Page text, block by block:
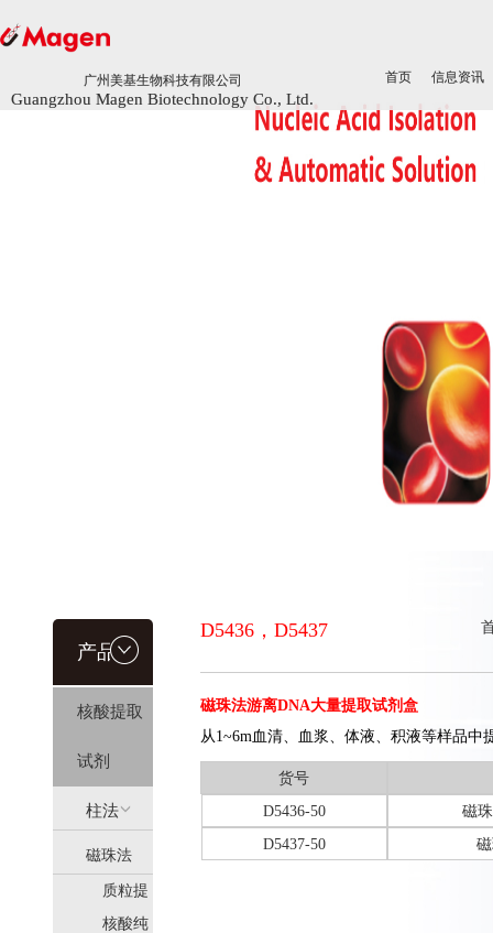
广州美基生物科技有限公司
Guangzhou Magen Biotechnology Co., Ltd.
首页 信息资讯
广州美基生物科技有限公司
Guangzhou Magen Biotechnology Co., Ltd.
首页 信息资讯
产品信
息
核酸提取
试剂
柱法
(HiPure)
磁珠法
质粒提
取
核酸纯
D5436，D5437
磁珠法游离DNA大量提取试剂盒
从1~6m血清、血浆、体液、积液等样品中
货号
D5436-50
磁
D5437-50